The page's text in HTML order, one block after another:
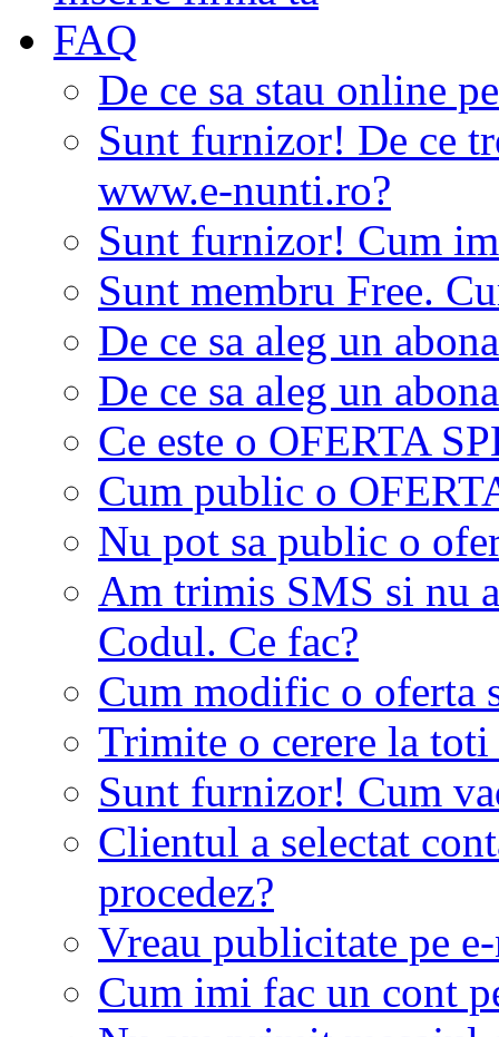
FAQ
De ce sa stau online
Sunt furnizor! De ce
www.e-nunti.ro?
Sunt furnizor! Cum
Sunt membru Free.
De ce sa aleg un
De ce sa aleg un
Ce este o OFERTA
Cum public o
Nu pot sa public o
Am trimis SMS si nu
Codul. Ce fac?
Cum modific o oferta
Trimite o cerere la
Sunt furnizor! Cum
Clientul a selectat
procedez?
Vreau publicitate pe
Cum imi fac un cont